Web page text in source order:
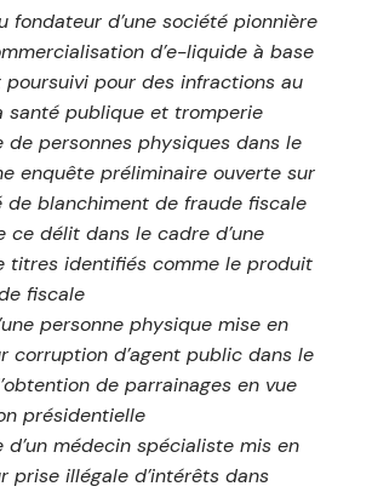
fondateur d’une société pionnière
d’e-liquide à base
poursuivi pour des infractions au
santé publique et tromperie
de personnes physiques dans le
enquête préliminaire ouverte sur
de blanchiment de fraude fiscale
ce délit dans le cadre d’une
titres identifiés comme le produit
fiscale
personne physique mise en
corruption d’agent public dans le
de parrainages en vue
présidentielle
d’un médecin spécialiste mis en
prise illégale d’intérêts dans